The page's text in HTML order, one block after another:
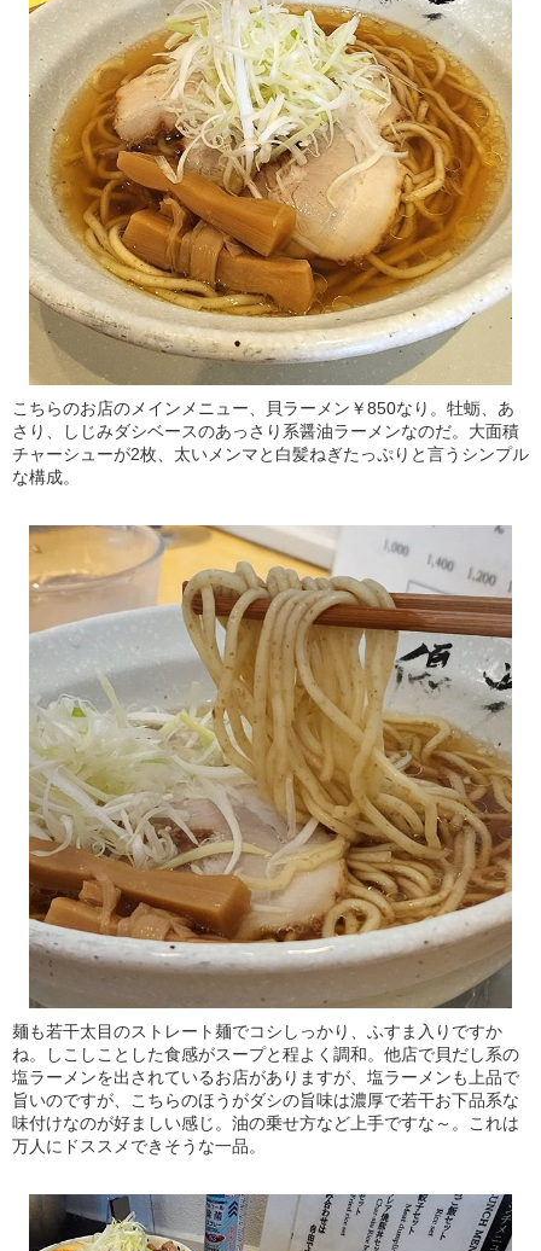
こちらのお店のメインメニュー、貝ラーメン￥850なり。牡蛎、あ
さり、しじみダシベースのあっさり系醤油ラーメンなのだ。大面積
チャーシューが2枚、太いメンマと白髪ねぎたっぷりと言うシンプル
な構成。
麺も若干太目のストレート麺でコシしっかり、ふすま入りですか
ね。しこしことした食感がスープと程よく調和。他店で貝だし系の
塩ラーメンを出されているお店がありますが、塩ラーメンも上品で
旨いのですが、こちらのほうがダシの旨味は濃厚で若干お下品系な
味付けなのが好ましい感じ。油の乗せ方など上手ですな～。これは
万人にドススメできそうな一品。